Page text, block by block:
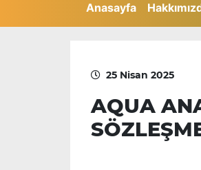
Anasayfa
25 Nisan 2025
AQUA